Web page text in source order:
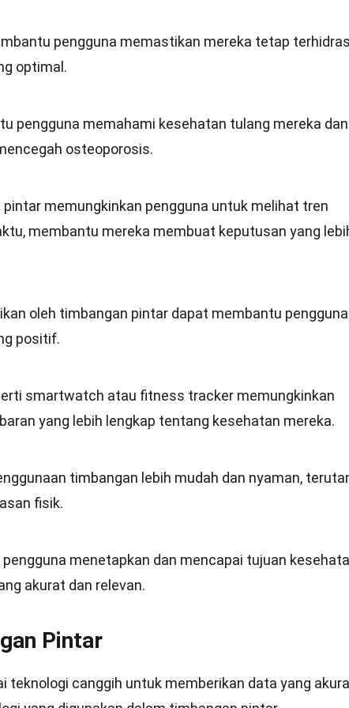
pengguna memastikan mereka tetap
optimal.
pengguna memahami kesehatan tulang mereka dan
osteoporosis.
memungkinkan pengguna untuk melihat tren
membantu mereka membuat keputusan yang
oleh timbangan pintar dapat membantu pengguna
positif.
smartwatch atau fitness tracker memungkinkan
yang lebih lengkap tentang kesehatan mereka.
timbangan lebih mudah dan nyaman,
fisik.
menetapkan dan mencapai tujuan
akurat dan relevan.
Pintar
teknologi canggih untuk memberikan data yang